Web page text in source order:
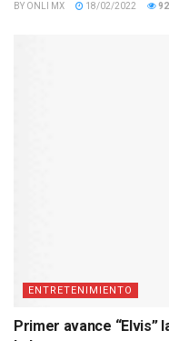
BY ONLI MX 18/02/2022
ENTRETENIMIENTO
Primer avance “Elvis”